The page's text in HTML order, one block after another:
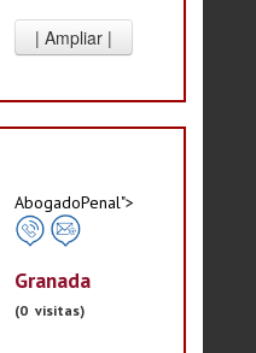
AbogadoPenal">
Granada
(0 visitas)